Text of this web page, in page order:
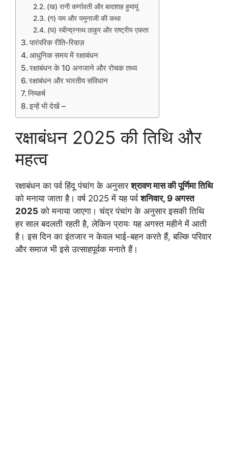
(ख) रानी कर्णावती और बादशाह हुमायूं
(ग) यम और यमुनाजी की कथा
(घ) रबीन्द्रनाथ ठाकुर और राष्ट्रीय एकता
पारंपरिक रीति-रिवाज़
आधुनिक समय में रक्षाबंधन
रक्षाबंधन के 10 अनजाने और रोचक तथ्य
रक्षाबंधन और भारतीय संविधान
निष्कर्ष
इन्हें भी देखें –
रक्षाबंधन 2025 की तिथि और
महत्व
रक्षाबंधन का पर्व हिंदू पंचांग के अनुसारश्रावण मास की पूर्णिमा तिथि
को मनाया जाता है। वर्ष 2025 में यह पर्वशनिवार, 9 अगस्त
2025 को मनाया जाएगा। चंद्र पंचांग के अनुसार इसकी तिथि
हर साल बदलती रहती है, लेकिन प्रायः यह अगस्त महीने में आती
है। इस दिन का इंतजार न केवल भाई-बहन करते हैं, बल्कि परिवार
और समाज भी इसे उत्साहपूर्वक मनाते हैं।